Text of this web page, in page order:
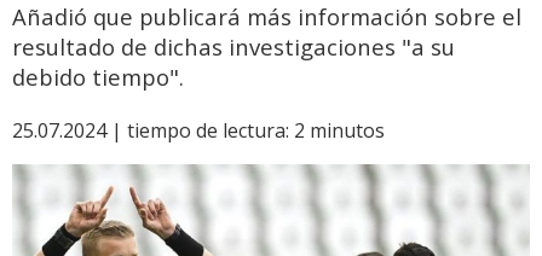
Añadió que publicará más información sobre el
resultado de dichas investigaciones "a su
debido tiempo".
25.07.2024 | tiempo de lectura: 2 minutos